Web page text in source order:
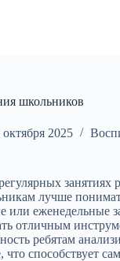
школьников
октября 2025
занятиях
лучше
или еженедельные
отличным
ребятам
способствует